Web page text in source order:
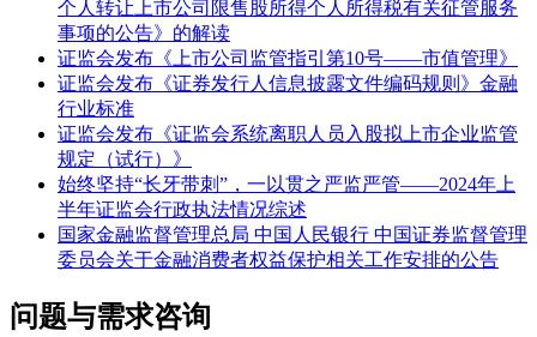
个人转让上市公司限售股所得个人所得税有关征管服务
事项的公告》的解读
证监会发布《上市公司监管指引第10号——市值管理》
证监会发布《证券发行人信息披露文件编码规则》金融
行业标准
证监会发布《证监会系统离职人员入股拟上市企业监管
规定（试行）》
始终坚持“长牙带刺”，一以贯之严监严管——2024年上
半年证监会行政执法情况综述
国家金融监督管理总局 中国人民银行 中国证券监督管理
委员会关于金融消费者权益保护相关工作安排的公告
问题与需求咨询